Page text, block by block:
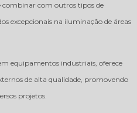
com outros tipos de
excepcionais na iluminação de áreas
equipamentos industriais, oferece
de alta qualidade, promovendo
projetos.